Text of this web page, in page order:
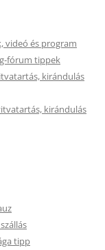
videó és program
fórum tippek
kirándulás
kirándulás
tipp